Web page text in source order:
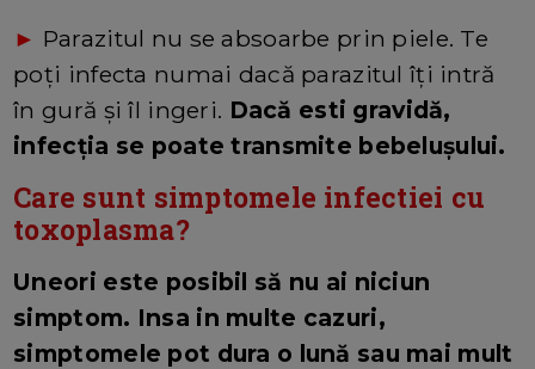
► Parazitul nu se absoarbe prin piele. Te
poți infecta numai dacă parazitul îți intră
în gură și îl ingeri. Dacă esti gravidă,
infecția se poate transmite bebelușului.
Care sunt simptomele infectiei cu
toxoplasma?
Uneori este posibil să nu ai niciun
simptom. Insa in multe cazuri,
simptomele pot dura o lună sau mai mult